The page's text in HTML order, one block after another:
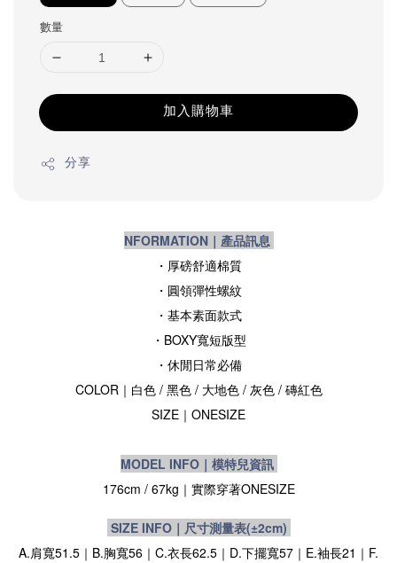
數量
加入購物車
分享
NFORMATION｜產品訊息
・厚磅舒適棉質
・圓領彈性螺紋
・基本素面款式
・BOXY寬短版型
・休閒日常必備
COLOR｜白色 / 黑色/ 大地色/ 灰色 / 磚紅色
SIZE ｜ONESIZE
MODEL INFO｜模特兒資訊
176cm / 67kg｜實際穿著ONESIZE
SIZE INFO｜尺寸測量表(±2cm)
A.肩寬51.5｜B.胸寬56｜C.衣長62.5｜D.下擺寬57｜E.袖長21｜F.